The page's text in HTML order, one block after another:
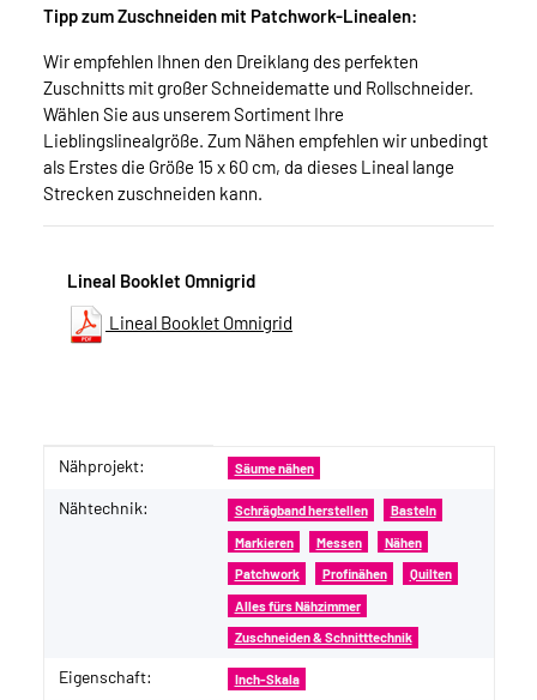
Tipp zum Zuschneiden mit Patchwork-Linealen:
Wir empfehlen Ihnen den Dreiklang des perfekten
Zuschnitts mit großer Schneidematte und Rollschneider.
Wählen Sie aus unserem Sortiment Ihre
Lieblingslinealgröße. Zum Nähen empfehlen wir unbedingt
als Erstes die Größe 15 x 60 cm, da dieses Lineal lange
Strecken zuschneiden kann.
Lineal Booklet Omnigrid
Lineal Booklet Omnigrid
Produkteigenschaft
Wert
Nähprojekt: Säume nähen
Nähtechnik: Schrägband herstellen Basteln
Markieren Messen Nähen
Patchwork Profinähen Quilten
Alles fürs Nähzimmer
Zuschneiden & Schnitttechnik
Eigenschaft: Inch-Skala